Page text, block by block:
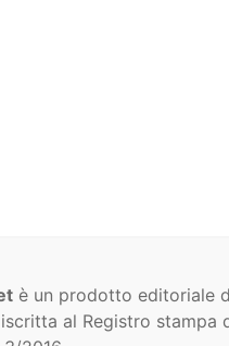
è un prodotto editoriale
al Registro stampa